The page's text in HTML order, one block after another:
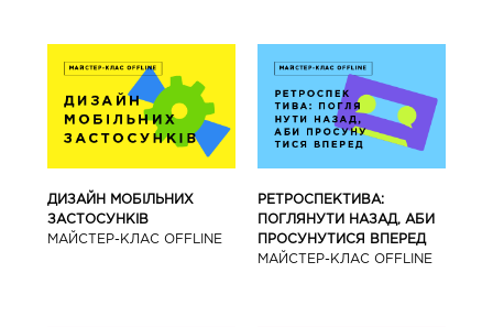
ДИЗАЙН МОБІЛЬНИХ
ЗАСТОСУНКІВ
МАЙCТЕР-КЛАС OFFLINE
РЕТРОСПЕКТИВА:
ПОГЛЯНУТИ НАЗАД, АБИ
ПРОСУНУТИСЯ ВПЕРЕД
МАЙCТЕР-КЛАС OFFLINE